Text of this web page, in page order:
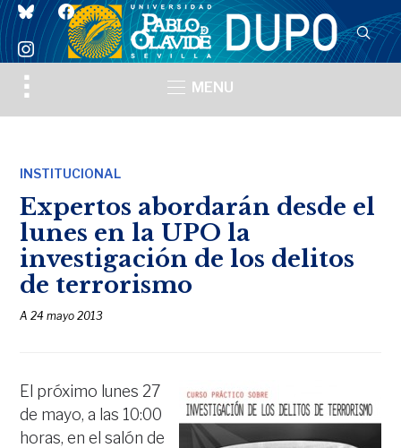
blueskyfacebook
instagram
Toggle
sidebar
MENU
INSTITUCIONAL
Expertos abordarán desde el
lunes en la UPO la
investigación de los delitos
de terrorismo
A24 mayo 2013
El próximo lunes 27
de mayo, a las 10:00
horas, en el salón de